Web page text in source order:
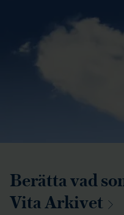
Berätta vad
VitaArkivet